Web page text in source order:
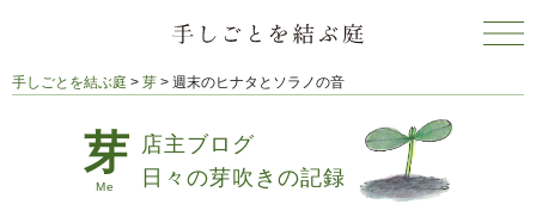
手しごとを結ぶ庭 > 芽 > 週末のヒナタとソラノの音
店主ブログ
日々の芽吹きの記録